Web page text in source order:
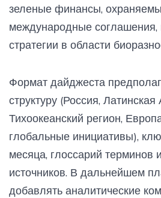
зеленые финансы,
международные соглашения,
стратегии в области
Формат дайджеста
структуру (Россия,
Тихоокеанский регион,
глобальные инициативы),
месяца, глоссарий терминов
источников. В дальнейшем
добавлять аналитические